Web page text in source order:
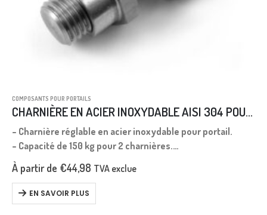
COMPOSANTS POUR PORTAILS
CHARNIÈRE EN ACIER INOXYDABLE AISI 304 POUR PORTAIL M24
– Charnière réglable en acier inoxydable pour portail.
– Capacité de 150 kg pour 2 charnières.
– Charnière réglable en acier inoxydable pour portails.
À partir de €44,98 TVA exclue
EN SAVOIR PLUS